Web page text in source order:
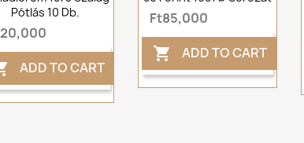
Pótlás 10 Db.
ADD TO CART
Ft85,000
 ADD TO CART